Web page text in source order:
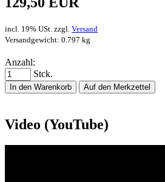
incl. 19% USt. zzgl. Versand
Versandgewicht: 0.797 kg
Anzahl:
Stck.
In den Warenkorb Auf den Merkzettel
Video (YouTube)